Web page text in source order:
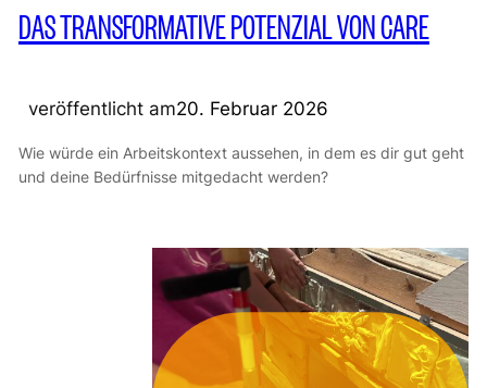
DAS TRANSFORMATIVE POTENZIAL VON CARE
veröffentlicht am20. Februar 2026
Wie würde ein Arbeitskontext aussehen, in dem es dir gut geht
und deine Bedürfnisse mitgedacht werden?